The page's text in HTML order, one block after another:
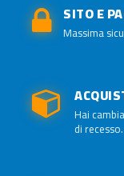
SITO E
Massima
Hai
di recesso.